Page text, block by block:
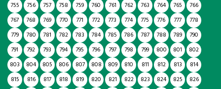
755
756 757 758 759 760 761 762 763 764 765
766
767
768 769 770 771 772 773 774 775 776 777
778
779
780 781 782 783 784 785 786 787 788 789
790
791
792 793 794 795 796 797 798 799 800 801
802
803
804 805 806 807 808 809 810 811 812 813
814
815
816 817 818 819 820 821 822 823 824 825
826